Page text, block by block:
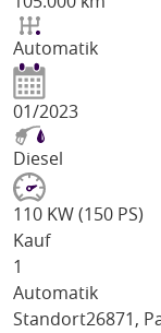
Automatik
01/2023
Diesel
110 KW (150 PS)
Kauf
1
Automatik
Standort26871,